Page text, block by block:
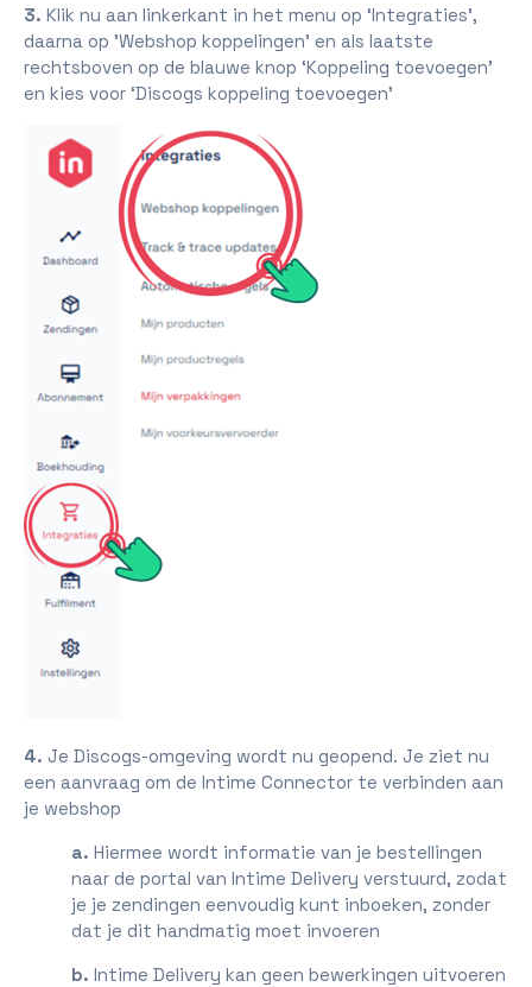
3. Klik nu aan linkerkant in het menu op ‘Integraties’,
daarna op 'Webshop koppelingen' en als laatste
rechtsboven op de blauwe knop ‘Koppeling toevoegen’
en kies voor ‘Discogs koppeling toevoegen’
4. Je Discogs-omgeving wordt nu geopend. Je ziet nu
een aanvraag om de Intime Connector te verbinden aan
je webshop
a. Hiermee wordt informatie van je bestellingen
naar de portal van Intime Delivery verstuurd, zodat
je je zendingen eenvoudig kunt inboeken, zonder
dat je dit handmatig moet invoeren
b. Intime Delivery kan geen bewerkingen uitvoeren